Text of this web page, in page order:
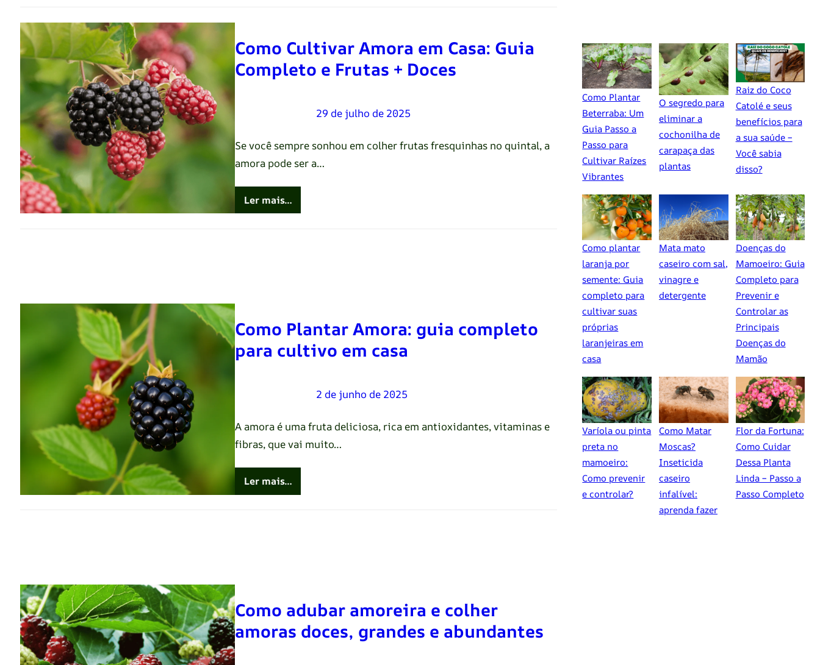
Como Cultivar Amora em Casa: Guia
Completo e Frutas + Doces
29 de julho de 2025
Se você sempre sonhou em colher frutas fresquinhas no quintal, a
amora pode ser a…
Ler mais…
Como Plantar Amora: guia completo
para cultivo em casa
2 de junho de 2025
A amora é uma fruta deliciosa, rica em antioxidantes, vitaminas e
fibras, que vai muito…
Ler mais…
Como adubar amoreira e colher
amoras doces, grandes e abundantes
Como Plantar
Beterraba: Um
Guia Passo a
Passo para
Cultivar Raízes
Vibrantes
O segredo para
eliminar a
cochonilha de
carapaça das
plantas
Raiz do Coco
Catolé e seus
benefícios para
a sua saúde –
Você sabia
disso?
Como plantar
laranja por
semente: Guia
completo para
cultivar suas
próprias
laranjeiras em
casa
Mata mato
caseiro com sal,
vinagre e
detergente
Doenças do
Mamoeiro: Guia
Completo para
Prevenir e
Controlar as
Principais
Doenças do
Mamão
Varíola ou pinta
preta no
mamoeiro:
Como prevenir
e controlar?
Como Matar
Moscas?
Inseticida
caseiro
infalível:
aprenda fazer
Flor da Fortuna:
Como Cuidar
Dessa Planta
Linda – Passo a
Passo Completo